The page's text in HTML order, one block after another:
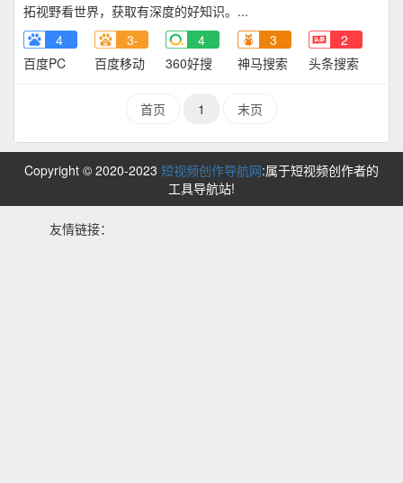
拓视野看世界，获取有深度的好知识。...
4
百度PC
3-
百度移动
4
360好搜
3
神马搜索
2
头条搜索
首页 1 末页
Copyright © 2020-2023 短视频创作导航网:属于短视频创作者的
工具导航站!
友情链接：